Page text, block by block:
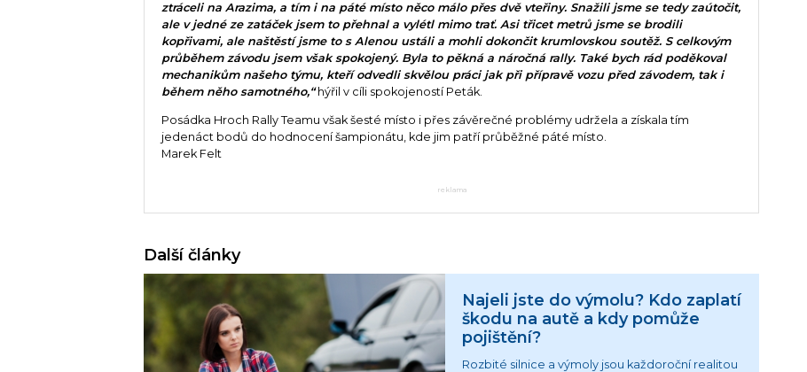
ztráceli na Arazima, a tím i na páté místo něco málo přes dvě vteřiny. Snažili jsme se tedy zaútočit,
ale v jedné ze zatáček jsem to přehnal a vylétl mimo trať. Asi třicet metrů jsme se brodili
kopřivami, ale naštěstí jsme to s Alenou ustáli a mohli dokončit krumlovskou soutěž. S celkovým
průběhem závodu jsem však spokojený. Byla to pěkná a náročná rally. Také bych rád poděkoval
mechanikům našeho týmu, kteří odvedli skvělou práci jak při přípravě vozu před závodem, tak i
během něho samotného,“hýřil v cíli spokojeností Peták.
Posádka Hroch Rally Teamu však šesté místo i přes závěrečné problémy udržela a získala tím
jedenáct bodů do hodnocení šampionátu, kde jim patří průběžné páté místo.
Marek Felt
reklama
Další články
Najeli jste do výmolu? Kdo zaplatí
škodu na autě a kdy pomůže
pojištění?
Rozbité silnice a výmoly jsou každoroční realitou